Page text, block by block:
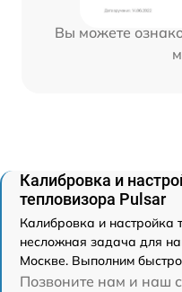
Вы можете
Калибровка и
тепловизора Pulsar
Калибровка и настройка
несложная задача для
Москве. Выполним
Позвоните нам и наш